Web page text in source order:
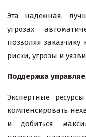
Эта надежная,
угрозах
позволяя
риски, угрозы и
Поддержка
Экспертные
компенсировать
и добиться